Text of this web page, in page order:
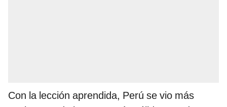
Con la lección aprendida, Perú se vio más